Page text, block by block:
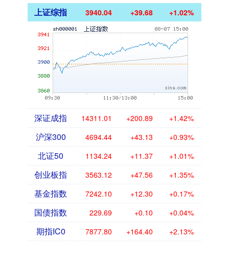
上证综指 3940.04 +39.68 +1.02%
深证成指 14311.01 +200.89 +1.42%
沪深300 4694.44 +43.13 +0.93%
北证50 1134.24 +11.37 +1.01%
创业板指 3563.12 +47.56 +1.35%
基金指数 7242.10 +12.30 +0.17%
国债指数 229.69 +0.10 +0.04%
期指IC0 7877.80 +164.40 +2.13%